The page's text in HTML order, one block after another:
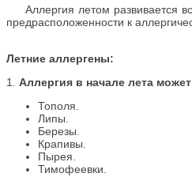
Аллергия летом развивается
предрасположенности к
Летние аллергены:
1. Аллергия в начале лета
Тополя.
Липы.
Березы.
Крапивы.
Пырея.
Тимофеевки.